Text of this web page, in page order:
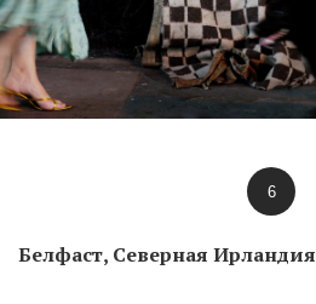
6
Белфаст, Северная Ирландия